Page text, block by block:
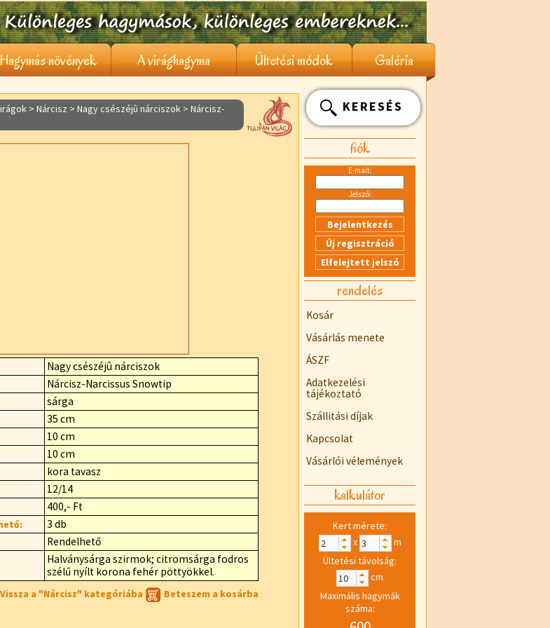
Hagymás növények A virághagyma Ültetési módok Galéria
> Nárcisz > Nagy csészéjû nárciszok > Nárcisz-
Nagy csészéjû nárciszok
Nárcisz-Narcissus Snowtip
sárga
35 cm
10 cm
10 cm
kora tavasz
12/14
400,- Ft
3 db
Rendelhető
Halványsárga szirmok; citromsárga fodros
szélű nyílt korona fehér pöttyökkel.
Vissza a "Nárcisz" kategóriába Beteszem a kosárba
KERESÉS
fiók
E-mail:
Jelszó:
rendelés
Kosár
Vásárlás menete
ÁSZF
Adatkezelési
tájékoztató
Szállitási díjak
Kapcsolat
Vásárlói vélemények
kalkulátor
Kert mérete:
x
m
Ültetési távolság:
cm
Maximális hagymák
száma: